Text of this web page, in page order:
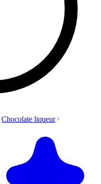
Chocolate liqueur